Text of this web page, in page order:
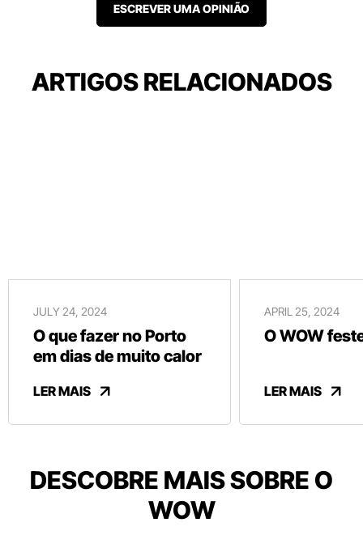
ESCREVER UMA OPINIÃO
ARTIGOS RELACIONADOS
JULY 24, 2024
O que fazer no Porto
em dias de muito calor
LER MAIS
APRIL 25, 2024
O WOW
LER MAIS
DESCOBRE MAIS SOBRE O
WOW